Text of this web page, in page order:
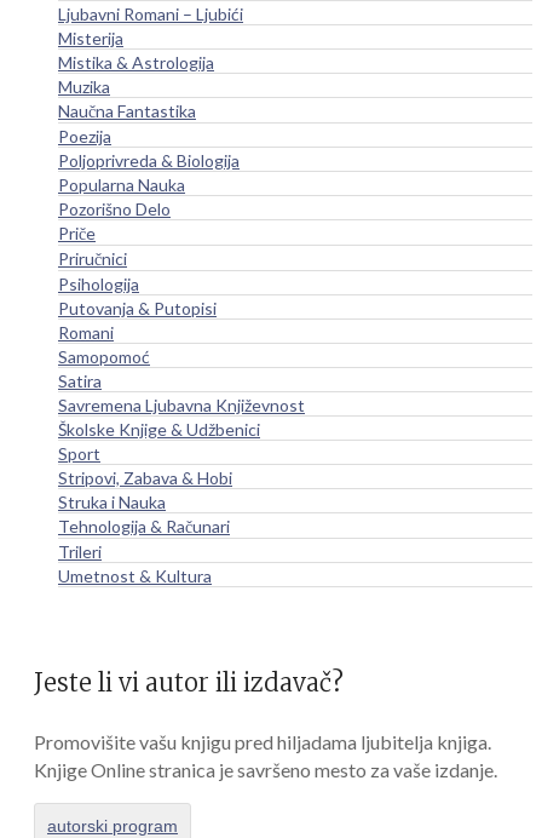
Ljubavni Romani – Ljubići
Misterija
Mistika & Astrologija
Muzika
Naučna Fantastika
Poezija
Poljoprivreda & Biologija
Popularna Nauka
Pozorišno Delo
Priče
Priručnici
Psihologija
Putovanja & Putopisi
Romani
Samopomoć
Satira
Savremena Ljubavna Književnost
Školske Knjige & Udžbenici
Sport
Stripovi, Zabava & Hobi
Struka i Nauka
Tehnologija & Računari
Trileri
Umetnost & Kultura
Jeste li vi autor ili izdavač?
Promovišite vašu knjigu pred hiljadama ljubitelja knjiga.
Knjige Online stranica je savršeno mesto za vaše izdanje.
autorski program